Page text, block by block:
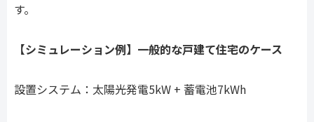
す。
【シミュレーション例】一般的な戸建て住宅のケース
設置システム：太陽光発電5kW + 蓄電池7kWh